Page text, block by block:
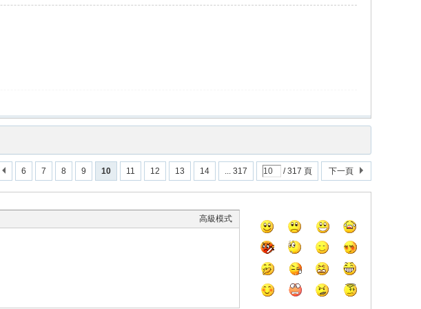
6 7 8 9 10 11 12 13 14 ... 317 / 317 頁 下一頁
高級模式